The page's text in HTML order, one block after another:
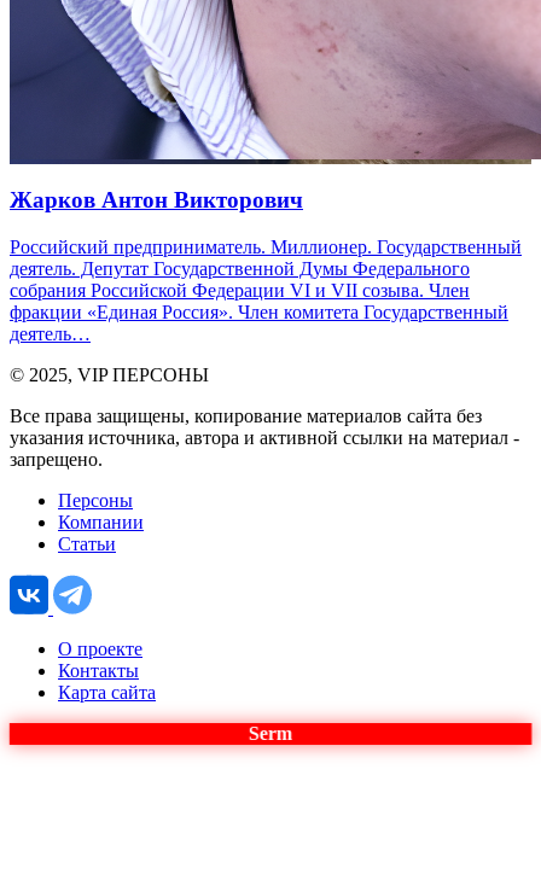
Жарков Антон Викторович
Российский предприниматель. Миллионер. Государственный
деятель. Депутат Государственной Думы Федерального
собрания Российской Федерации VI и VII созыва. Член
фракции «Единая Россия». Член комитета Государственный
деятель…
© 2025, VIP ПЕРСОНЫ
Все права защищены, копирование материалов сайта без
указания источника, автора и активной ссылки на материал -
запрещено.
Персоны
Компании
Статьи
О проекте
Контакты
Карта сайта
Serm